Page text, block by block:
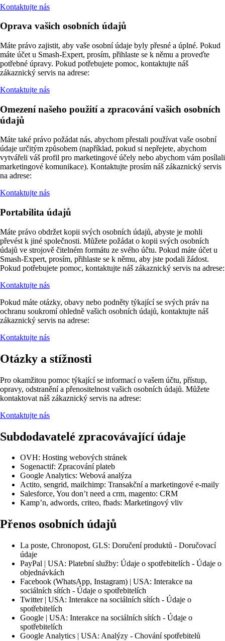
Kontaktujte nás
Oprava vašich osobních údajů
Máte právo zajistit, aby vaše osobní údaje byly přesné a úplné. Pokud
máte účet u Smash-Expert, prosím, přihlaste se k němu a proveďte
potřebné úpravy. Pokud potřebujete pomoc, kontaktujte náš
zákaznický servis na adrese:
Kontaktujte nás
Omezení našeho použití a zpracování vašich osobních
údajů
Máte také právo požádat nás, abychom přestali používat vaše osobní
údaje určitým způsobem (například, pokud si nepřejete, abychom
vytvářeli váš profil pro marketingové účely nebo abychom vám posílali
marketingové komunikace). Kontaktujte prosím náš zákaznický servis
na adrese:
Kontaktujte nás
Portabilita údajů
Máte právo obdržet kopii svých osobních údajů, abyste je mohli
převést k jiné společnosti. Můžete požádat o kopii svých osobních
údajů ve strojově čitelném formátu ze svého účtu. Pokud máte účet u
Smash-Expert, prosím, přihlaste se k němu, aby jste podali žádost.
Pokud potřebujete pomoc, kontaktujte náš zákaznický servis na adrese:
Kontaktujte nás
Pokud máte otázky, obavy nebo podněty týkající se svých práv na
ochranu soukromí ohledně vašich osobních údajů, kontaktujte náš
zákaznický servis na adrese:
Kontaktujte nás
Otázky a stížnosti
Pro okamžitou pomoc týkající se informací o vašem účtu, přístup,
opravy, odstranění a přenositelnost vašich osobních údajů. Můžete
kontaktovat náš zákaznický servis na adrese:
Kontaktujte nás
Subdodavatelé zpracovávající údaje
OVH: Hosting webových stránek
Sogenactif: Zpracování plateb
Google Analytics: Webová analýza
Actito, sengrid, mailchimp: Transakční a marketingové e-maily
Salesforce, You don’t need a crm, magento: CRM
Kamp’n, adwords, criteo, fbads: Marketingový vliv
Přenos osobních údajů
La poste, Chronopost, GLS: Doručení produktů - Doručovací
údaje
PayPal | USA: Platební služby: Údaje o spotřebitelích - Údaje o
objednávkách
Facebook (WhatsApp, Instagram) | USA: Interakce na
sociálních sítích - Údaje o spotřebitelích
Twitter | USA: Interakce na sociálních sítích - Údaje o
spotřebitelích
Google | USA: Interakce na sociálních sítích - Údaje o
spotřebitelích
Google Analytics | USA: Analýzy - Chování spotřebitelů